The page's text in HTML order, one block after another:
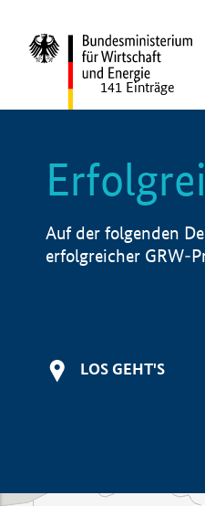
141 Einträge
Auf der folgenden
erfolgreicher GRW-
LOS GEHT'S